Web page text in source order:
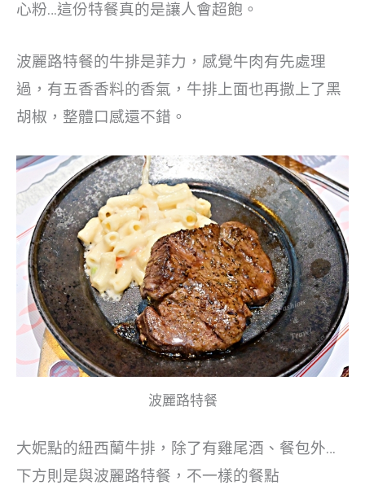
心粉…這份特餐真的是讓人會超飽。
波麗路特餐的牛排是菲力，感覺牛肉有先處理
過，有五香香料的香氣，牛排上面也再撒上了黑
胡椒，整體口感還不錯。
波麗路特餐
大妮點的紐西蘭牛排，除了有雞尾酒、餐包外…
下方則是與波麗路特餐，不一樣的餐點